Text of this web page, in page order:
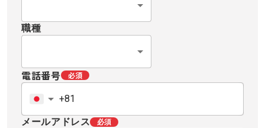
職種
電話番号 必須
メールアドレス 必須